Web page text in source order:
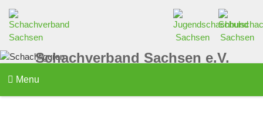
Schachverband Sachsen e.V.
Menu